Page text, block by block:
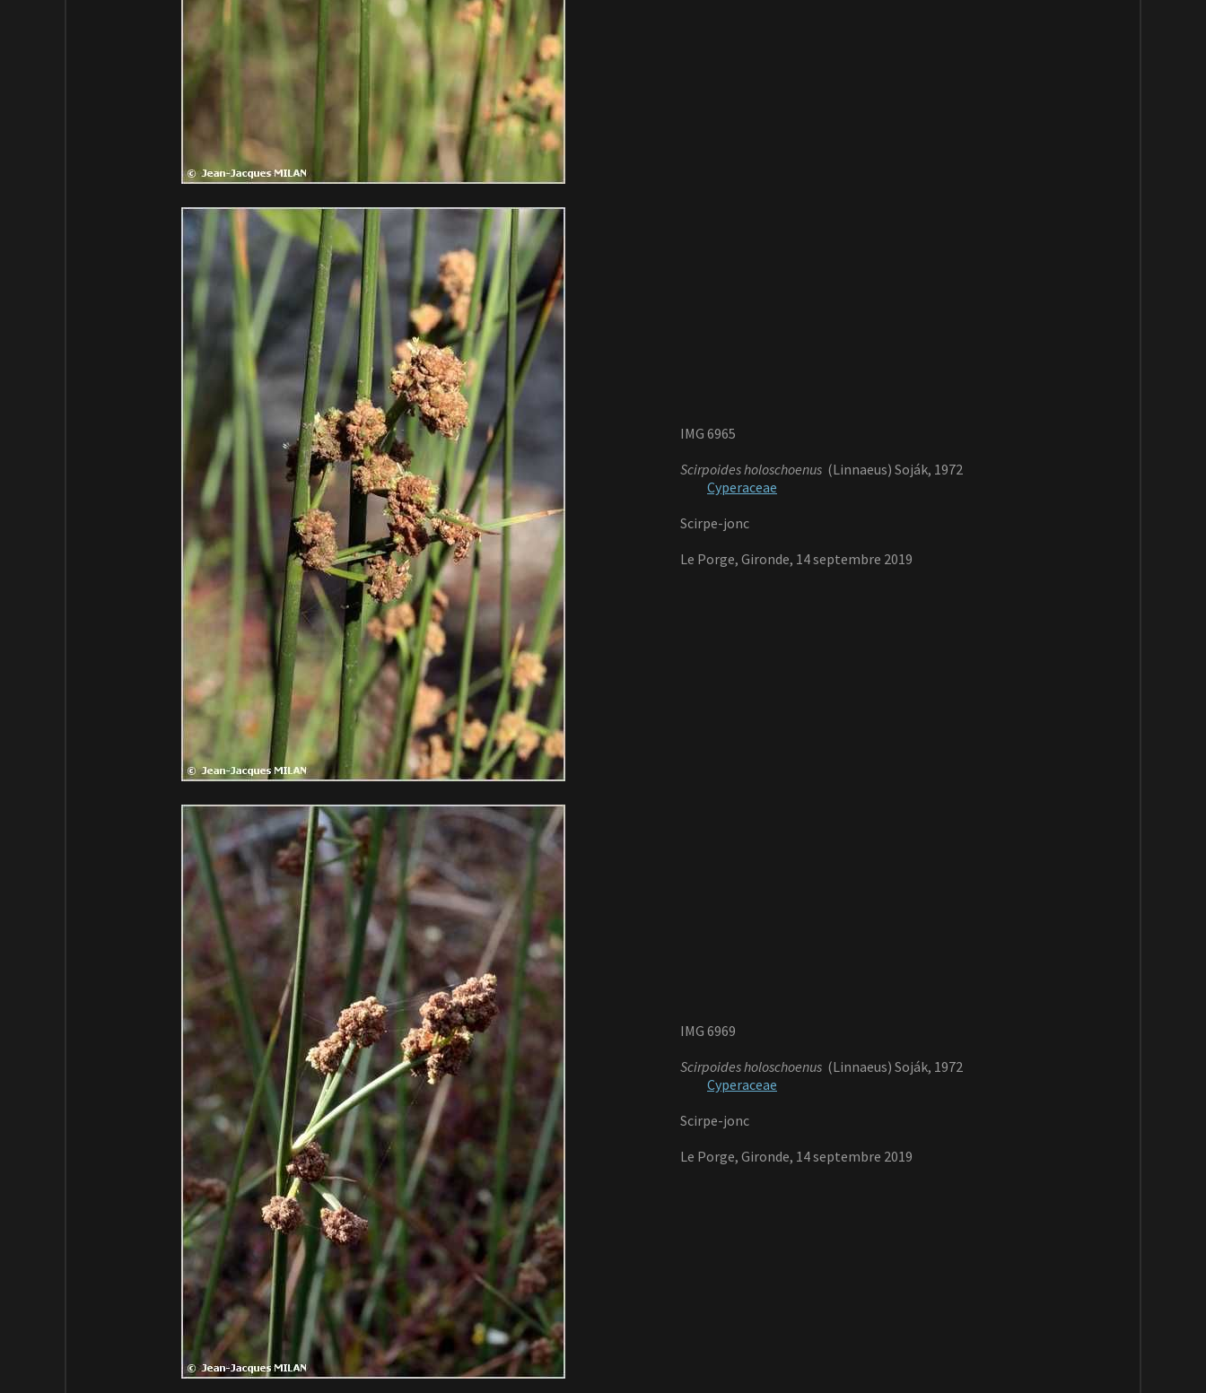
IMG 6965
Scirpoides holoschoenus (Linnaeus) Soják, 1972
Cyperaceae
Scirpe-jonc
Le Porge, Gironde, 14 septembre 2019
IMG 6969
Scirpoides holoschoenus (Linnaeus) Soják, 1972
Cyperaceae
Scirpe-jonc
Le Porge, Gironde, 14 septembre 2019